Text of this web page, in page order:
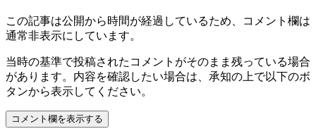
この記事は公開から時間が経過しているため、コメント欄は
通常非表示にしています。
当時の基準で投稿されたコメントがそのまま残っている場合
があります。内容を確認したい場合は、承知の上で以下のボ
タンから表示してください。
コメント欄を表示する